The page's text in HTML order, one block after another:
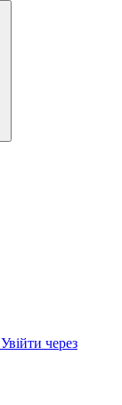
Увійти через